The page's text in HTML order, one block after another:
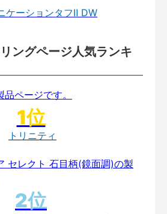
ケーションタフⅡ DW
ングページ人気ランキ
トリニティ